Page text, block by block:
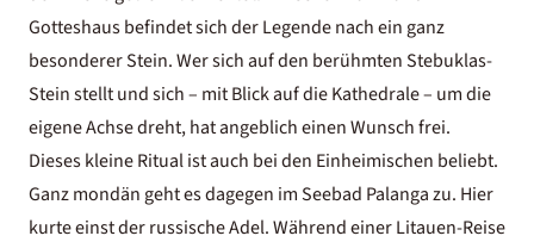
Gotteshaus befindet sich der Legende nach ein ganz
besonderer Stein. Wer sich auf den berühmten Stebuklas-
Stein stellt und sich – mit Blick auf die Kathedrale – um die
eigene Achse dreht, hat angeblich einen Wunsch frei.
Dieses kleine Ritual ist auch bei den Einheimischen beliebt.
Ganz mondän geht es dagegen im Seebad Palanga zu. Hier
kurte einst der russische Adel. Während einer Litauen-Reise